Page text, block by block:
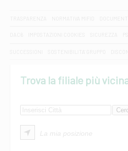
Trova la filiale più
La mia posizione